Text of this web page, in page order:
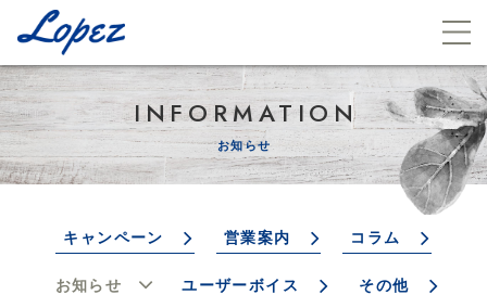
INFORMATION
お知らせ
キャンペーン 営業案内 コラム
お知らせ ユーザーボイス その他